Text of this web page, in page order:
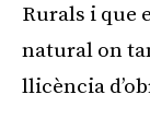
Rurals i que
natural on
llicència